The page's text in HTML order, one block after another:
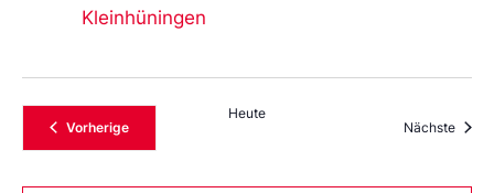
Kleinhüningen
VorherigeVeranstaltungen
Heute
Nächste